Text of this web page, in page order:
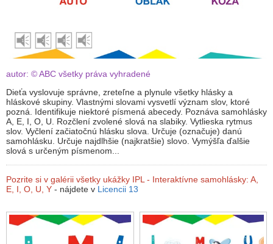
autor: © ABC všetky práva vyhradené
Dieťa vyslovuje správne, zreteľne a plynule všetky hlásky a
hláskové skupiny. Vlastnými slovami vysvetlí význam slov, ktoré
pozná. Identifikuje niektoré písmená abecedy. Poznáva samohlásky
A, E, I, O, U. Rozčlení zvolené slová na slabiky. Vytlieska rytmus
slov. Vyčlení začiatočnú hlásku slova. Určuje (označuje) danú
samohlásku. Určuje najdlhšie (najkratšie) slovo. Vymýšľa ďalšie
slová s určeným písmenom...
Pozrite si v galérii všetky ukážky IPL - Interaktívne samohlásky: A,
E, I, O, U, Y - nájdete v Licencii 13